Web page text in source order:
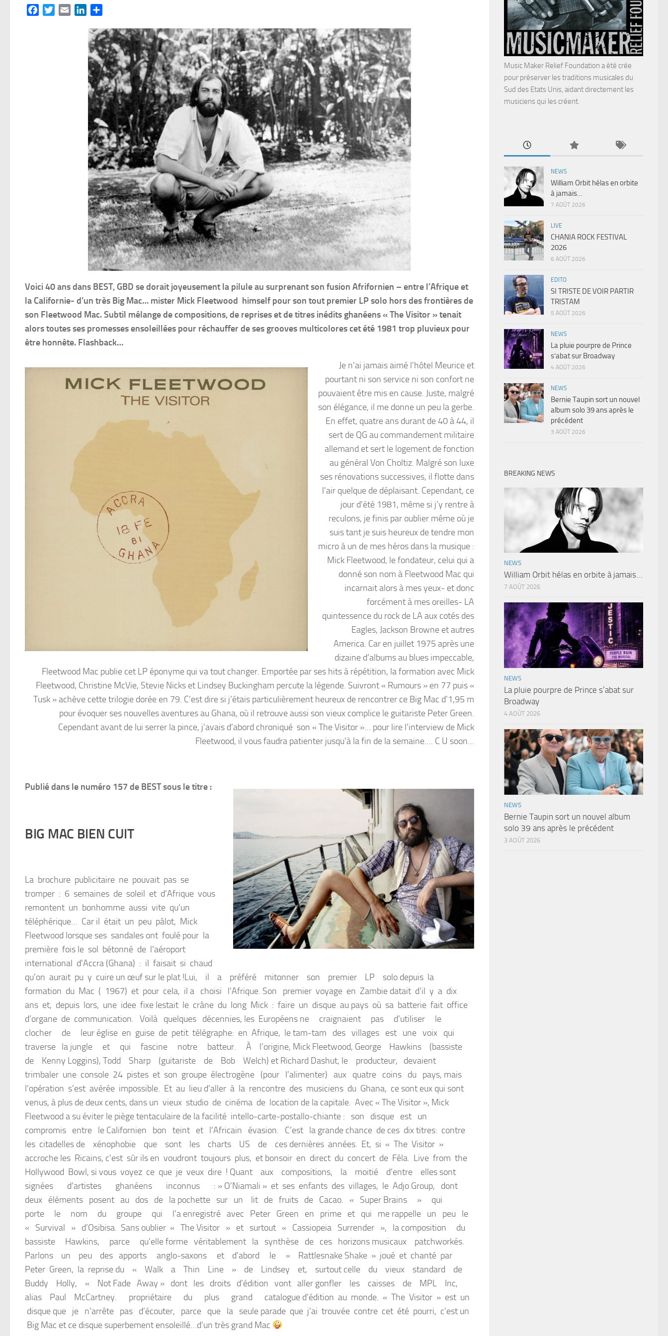
FacebookTwitterEmail LinkedIn
Voici 40 ans dans BEST, GBD se dorait joyeusement la pilule au surprenant son fusion Afrifornien – entre l’Afrique et
la Californie- d’un très Big Mac… mister Mick Fleetwood himself pour son tout premier LP solo hors des frontières de
son Fleetwood Mac. Subtil mélange de compositions, de reprises et de titres inédits ghanéens « The Visitor » tenait
alors toutes ses promesses ensoleillées pour réchauffer de ses grooves multicolores cet été 1981 trop pluvieux pour
être honnête. Flashback…
Je n’ai jamais aimé l’hôtel Meurice et
pourtant ni son service ni son confort ne
pouvaient être mis en cause. Juste, malgré
son élégance, il me donne un peu la gerbe.
En effet, quatre ans durant de 40 à 44, il
sert de QG au commandement militaire
allemand et sert le logement de fonction
au général Von Choltiz. Malgré son luxe
ses rénovations successives, il flotte dans
l’air quelque de déplaisant. Cependant, ce
jour d’été 1981, même si j’y rentre à
reculons, je finis par oublier même où je
suis tant je suis heureux de tendre mon
micro à un de mes héros dans la musique :
Mick Fleetwood, le fondateur, celui qui a
donné son nom à Fleetwood Mac qui
incarnait alors à mes yeux- et donc
forcément à mes oreilles- LA
quintessence du rock de LA aux cotés des
Eagles, Jackson Browne et autres
America. Car en juillet 1975 après une
dizaine d’albums au blues impeccable,
Fleetwood Mac publie cet LP éponyme qui va tout changer. Emportée par ses hits à répétition, la formation avec Mick
Fleetwood, Christine McVie, Stevie Nicks et Lindsey Buckingham percute la légende. Suivront « Rumours » en 77 puis «
Tusk » achève cette trilogie dorée en 79. C’est dire si j’étais particulièrement heureux de rencontrer ce Big Mac d’1,95 m
pour évoquer ses nouvelles aventures au Ghana, où il retrouve aussi son vieux complice le guitariste Peter Green.
Cependant avant de lui serrer la pince, j’avais d’abord chroniqué son « The Visitor »… pour lire l’interview de Mick
Fleetwood, il vous faudra patienter jusqu’à la fin de la semaine…. C U soon…
Publié dans le numéro 157 de BEST sous le titre :
BIG MAC BIEN CUIT
La brochure publicitaire ne pouvait pas se
tromper : 6 semaines de soleil et d’Afrique vous
remontent un bonhomme aussi vite qu’un
téléphérique… Car il était un peu pâlot, Mick
Fleetwood lorsque ses sandales ont foulé pour la
première fois le sol bétonné de l’aéroport
international d’Accra (Ghana) : il faisait si chaud
qu’on aurait pu y cuire un œuf sur le plat !Lui, il a préféré mitonner son premier LP solo depuis la
formation du Mac ( 1967) et pour cela, il a choisi l’Afrique. Son premier voyage en Zambie datait d’il y a dix
ans et, depuis lors, une idee fixe lestait le crâne du long Mick : faire un disque au pays où sa batterie fait office
d’organe de communication. Voilà quelques décennies, les Européens ne craignaient pas d’utiliser le
clocher de leur église en guise de petit télégraphe: en Afrique, le tam-tam des villages est une voix qui
traverse la jungle et qui fascine notre batteur. À l’origine, Mick Fleetwood, George Hawkins (bassiste
de Kenny Loggins), Todd Sharp (guitariste de Bob Welch) et Richard Dashut, le producteur, devaient
trimbaler une console 24 pistes et son groupe électrogène (pour l’alimenter) aux quatre coins du pays, mais
l’opération s’est avérée impossible. Et au lieu d’aller à la rencontre des musiciens du Ghana, ce sont eux qui sont
venus, à plus de deux cents, dans un vieux studio de cinéma de location de la capitale. Avec « The Visitor », Mick
Fleetwood a su éviter le piège tentaculaire de la facilité intello-carte-postallo-chiante : son disque est un
compromis entre le Californien bon teint et l’Africain évasion. C’est la grande chance de ces dix titres: contre
les citadelles de xénophobie que sont les charts US de ces dernières années. Et, si « The Visitor »
accroche les Ricains, c’est sûr ils en voudront toujours plus, et bonsoir en direct du concert de Fêla. Live from the
Hollywood Bowl, si vous voyez ce que je veux dire ! Quant aux compositions, la moitié d’entre elles sont
signées d’artistes ghanéens inconnus : » O’Niamali » et ses enfants des villages, le Adjo Group, dont
deux éléments posent au dos de la pochette sur un lit de fruits de Cacao. « Super Brains » qui
porte le nom du groupe qui l’a enregistré avec Peter Green en prime et qui me rappelle un peu le
« Survival » d’Osibisa. Sans oublier « The Visitor » et surtout « Cassiopeia Surrender », la composition du
bassiste Hawkins, parce qu’elle forme véritablement la synthèse de ces horizons musicaux patchworkés.
Parlons un peu des apports anglo-saxons et d’abord le « Rattlesnake Shake » joué et chanté par
Peter Green, la reprise du « Walk a Thin Line » de Lindsey et, surtout celle du vieux standard de
Buddy Holly, « Not Fade Away » dont les droits d’édition vont aller gonfler les caisses de MPL Inc,
alias Paul McCartney. propriétaire du plus grand catalogue d’édition au monde. « The Visitor » est un
disque que je n’arrête pas d’écouter, parce que la seule parade que j’ai trouvée contre cet été pourri, c’est un
Big Mac et ce disque superbement ensoleillé…d’un très grand Mac
Music Maker Relief Foundation a été crée
pour préserver les traditions musicales du
Sud des Etats Unis, aidant directement les
musiciens qui les créent.
NEWS
William Orbit hélas en orbite
à jamais…
7 AOÛT 2026
LIVE
CHANIA ROCK FESTIVAL
2026
6 AOÛT 2026
EDITO
SI TRISTE DE VOIR PARTIR
TRISTAM
5 AOÛT 2026
NEWS
La pluie pourpre de Prince
s’abat sur Broadway
4 AOÛT 2026
NEWS
Bernie Taupin sort un nouvel
album solo 39 ans après le
précédent
3 AOÛT 2026
BREAKING NEWS
NEWS
William Orbit hélas en orbite à jamais…
7 AOÛT 2026
NEWS
La pluie pourpre de Prince s’abat sur
Broadway
4 AOÛT 2026
NEWS
Bernie Taupin sort un nouvel album
solo 39 ans après le précédent
3 AOÛT 2026